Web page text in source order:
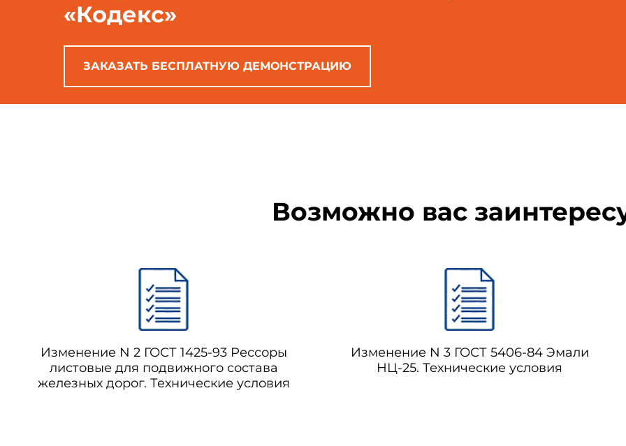
«Кодекс»
ЗАКАЗАТЬ БЕСПЛАТНУЮ ДЕМОНСТРАЦИЮ
Возможно вас
Изменение N 2 ГОСТ 1425-93 Рессоры
листовые для подвижного состава
железных дорог. Технические условия
Изменение N 3 ГОСТ 5406-84 Эмали
НЦ-25. Технические условия